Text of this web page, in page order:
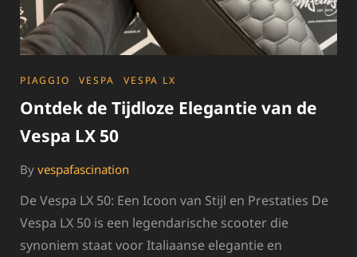
CATEGORIES
PIAGGIO VESPA VESPA LX
Ontdek de Tijdloze Elegantie van de
Vespa LX 50
By vespafascination
De Vespa LX 50: Een Icoon van Stijl en Prestaties De
Vespa LX 50 is een legendarische scooter die
synoniem staat voor Italiaanse elegantie en